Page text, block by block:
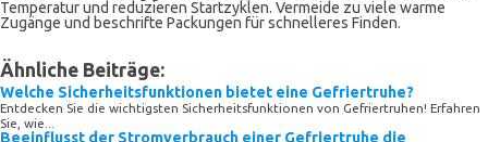
Temperatur und reduzieren Startzyklen. Vermeide zu viele warme
Zugänge und beschrifte Packungen für schnelleres Finden.
Ähnliche Beiträge:
Welche Sicherheitsfunktionen bietet eine Gefriertruhe?
Entdecken Sie die wichtigsten Sicherheitsfunktionen von Gefriertruhen! Erfahren
Sie, wie...
Beeinflusst der Stromverbrauch einer Gefriertruhe die